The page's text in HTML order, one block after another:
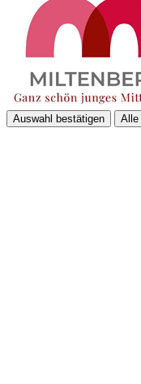
Auswahl bestätigen Alle